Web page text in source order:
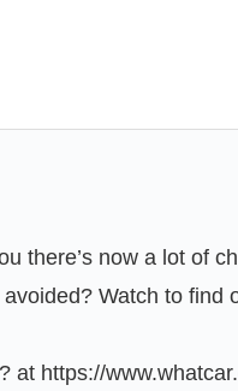
there’s now a lot of
Watch to find
at https://